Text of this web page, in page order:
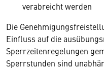
verabreicht werden
Die
Einfluss auf die
Sperrzeitenregelungen
Sperrstunden sind